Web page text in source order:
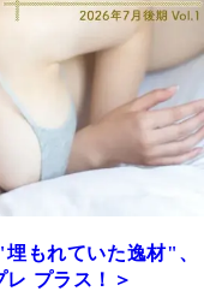
もれていた逸材"、
プラス！＞